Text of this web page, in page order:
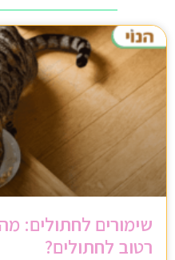
שימורים לחתולים:
רטוב לחתולים?